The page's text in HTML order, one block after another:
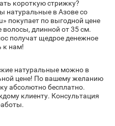
короткую стрижку?
натуральные в Азове со
покупает по выгодной цене
волосы, длинной от 35 см.
получат щедрое денежное
к нам!
натуральные можно в
цене! По вашему желанию
абсолютно бесплатно.
клиенту. Консультация